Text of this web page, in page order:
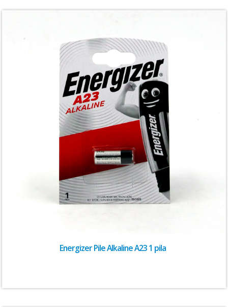
Energizer Pile Alkaline A23 1 pila